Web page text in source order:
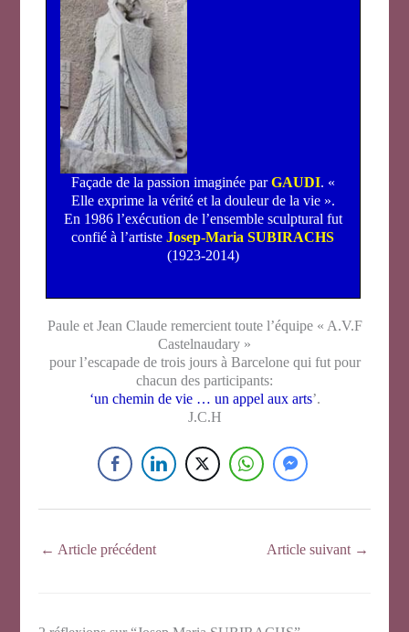
Façade de la passion imaginée parGAUDI. «
Elle exprime la vérité et la douleur de la vie ».
En 1986 l’exécution de l’ensemble sculptural fut
confié à l’artisteJosep-Maria SUBIRACHS
(1923-2014)
Paule et Jean Claude remercient toute l’équipe « A.V.F
Castelnaudary »
pour l’escapade de trois jours à Barcelone qui fut pour
chacun des participants:
‘un chemin de vie … un appel aux arts’.
J.C.H
← Article précédent Article suivant →